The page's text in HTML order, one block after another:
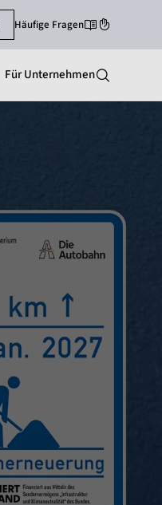
Häufige FragenLeichte Sprache
Für Unternehmen